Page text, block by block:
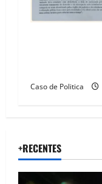
Caso de Politica
+RECENTES